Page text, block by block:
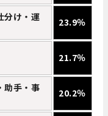
分け・運
23.9％
21.7％
助手・事
20.2％